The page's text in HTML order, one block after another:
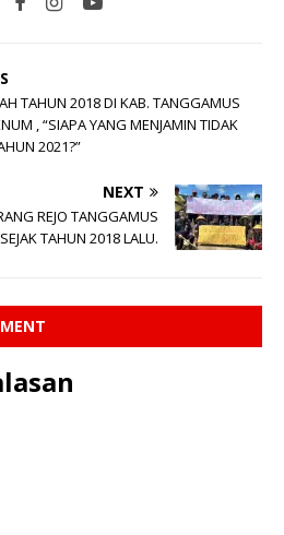
TAHUN 2018 DI KAB. TANGGAMUS
, “SIAPA YANG MENJAMIN TIDAK
2021?”
NEXT
REJO TANGGAMUS
TAHUN 2018 LALU.